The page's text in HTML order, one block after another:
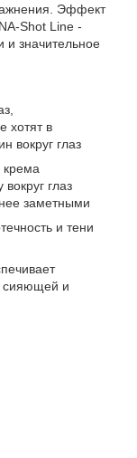
Эффект
Shot Line -
и значительное
хотят в
вокруг глаз
глаз
заметными
и тени
сияющей и